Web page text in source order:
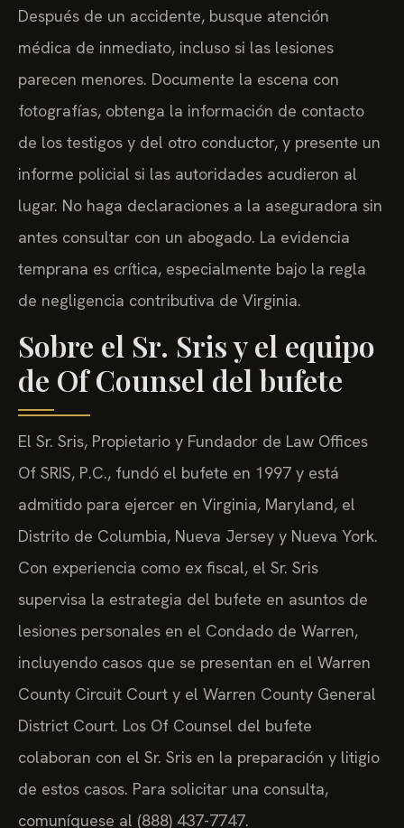
Después de un accidente, busque atención
médica de inmediato, incluso si las lesiones
parecen menores. Documente la escena con
fotografías, obtenga la información de contacto
de los testigos y del otro conductor, y presente un
informe policial si las autoridades acudieron al
lugar. No haga declaraciones a la aseguradora sin
antes consultar con un abogado. La evidencia
temprana es crítica, especialmente bajo la regla
de negligencia contributiva de Virginia.
Sobre el Sr. Sris y el equipo
de Of Counsel del bufete
El Sr. Sris, Propietario y Fundador de Law Offices
Of SRIS, P.C., fundó el bufete en 1997 y está
admitido para ejercer en Virginia, Maryland, el
Distrito de Columbia, Nueva Jersey y Nueva York.
Con experiencia como ex fiscal, el Sr. Sris
supervisa la estrategia del bufete en asuntos de
lesiones personales en el Condado de Warren,
incluyendo casos que se presentan en el Warren
County Circuit Court y el Warren County General
District Court. Los Of Counsel del bufete
colaboran con el Sr. Sris en la preparación y litigio
de estos casos. Para solicitar una consulta,
comuníquese al (888) 437-7747.